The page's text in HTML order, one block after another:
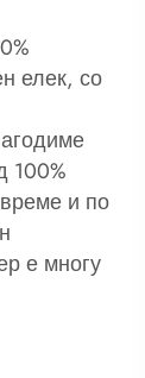
елек, со
100%
и по
е многу